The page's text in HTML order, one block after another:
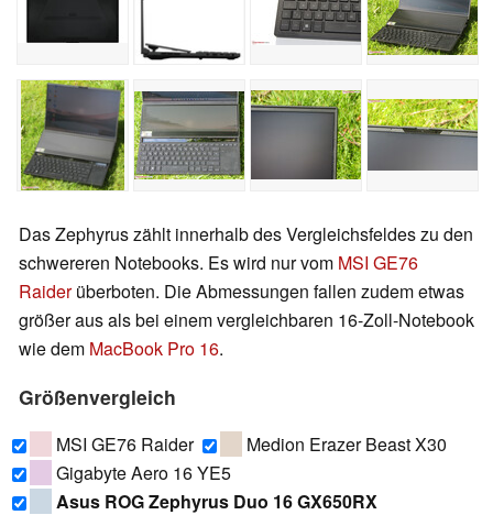
Das Zephyrus zählt innerhalb des Vergleichsfeldes zu den
schwereren Notebooks. Es wird nur vom MSI GE76
Raiderüberboten. Die Abmessungen fallen zudem etwas
größer aus als bei einem vergleichbaren 16-Zoll-Notebook
wie dem MacBook Pro 16.
Größenvergleich
MSI GE76 Raider
Medion Erazer Beast X30
Gigabyte Aero 16 YE5
Asus ROG Zephyrus Duo 16 GX650RX